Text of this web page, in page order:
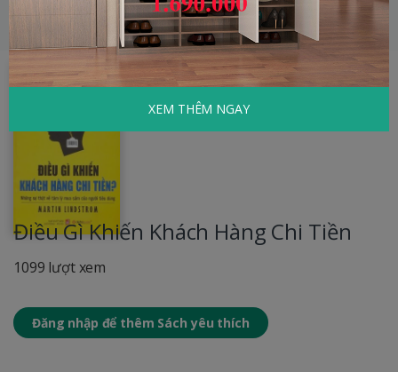
Khách Hàng Chi Tiền
Điều Gì Khiến Khách Hàng Chi Tiền
1099 lượt xem
Đăng nhập để thêm Sách yêu thích
XEM THÊM NGAY